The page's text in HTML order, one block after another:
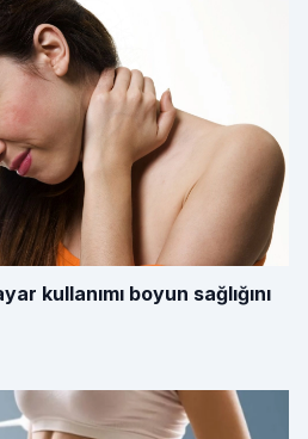
kullanımı boyun sağlığını